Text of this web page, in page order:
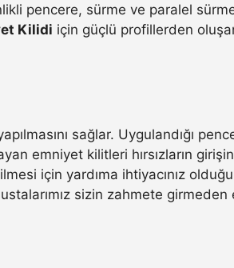
pencere, sürme ve paralel
Kilidi için güçlü profillerden
sağlar. Uygulandığı
emniyet kilitleri hırsızların
için yardıma ihtiyacınız
sizin zahmete